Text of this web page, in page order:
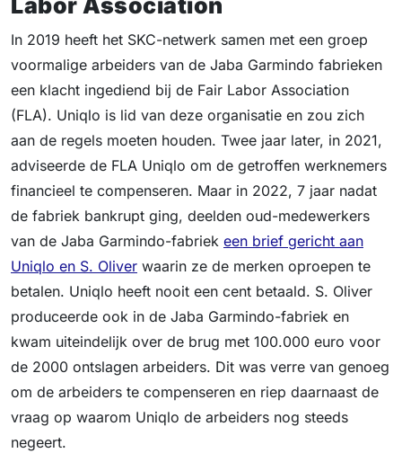
Labor Association
In 2019 heeft het SKC-netwerk samen met een groep
voormalige arbeiders van de Jaba Garmindo fabrieken
een klacht ingediend bij de Fair Labor Association
(FLA). Uniqlo is lid van deze organisatie en zou zich
aan de regels moeten houden. Twee jaar later, in 2021,
adviseerde de FLA Uniqlo om de getroffen werknemers
financieel te compenseren. Maar in 2022, 7 jaar nadat
de fabriek bankrupt ging, deelden oud-medewerkers
van de Jaba Garmindo-fabriek een brief gericht aan
Uniqlo en S. Oliver waarin ze de merken oproepen te
betalen. Uniqlo heeft nooit een cent betaald. S. Oliver
produceerde ook in de Jaba Garmindo-fabriek en
kwam uiteindelijk over de brug met 100.000 euro voor
de 2000 ontslagen arbeiders. Dit was verre van genoeg
om de arbeiders te compenseren en riep daarnaast de
vraag op waarom Uniqlo de arbeiders nog steeds
negeert.